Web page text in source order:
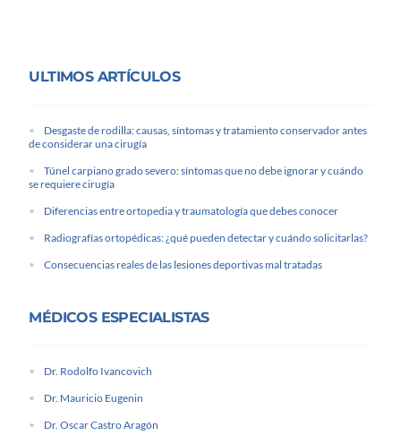
ULTIMOS ARTÍCULOS
Desgaste de rodilla: causas, síntomas y tratamiento conservador antes
de considerar una cirugía
Túnel carpiano grado severo: síntomas que no debe ignorar y cuándo
se requiere cirugía
Diferencias entre ortopedia y traumatología que debes conocer
Radiografías ortopédicas: ¿qué pueden detectar y cuándo solicitarlas?
Consecuencias reales de las lesiones deportivas mal tratadas
MÉDICOS ESPECIALISTAS
Dr. Rodolfo Ivancovich
Dr. Mauricio Eugenin
Dr. Oscar Castro Aragón